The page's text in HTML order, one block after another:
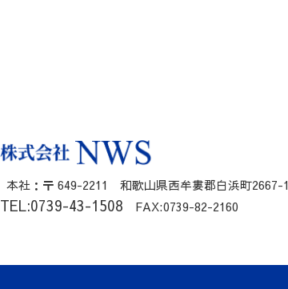
本社：〒 649-2211 和歌山県西牟婁郡白浜町2667-1
TEL:0739-43-1508 FAX:0739-82-2160